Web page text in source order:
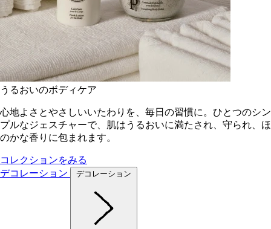
うるおいのボディケア
心地よさとやさしいいたわりを、毎日の習慣に。ひとつのシン
プルなジェスチャーで、肌はうるおいに満たされ、守られ、ほ
のかな香りに包まれます。
コレクションをみる
デコレーション
デコレーション